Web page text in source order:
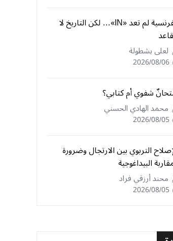
الفرنسية لم تعد «IN»… لكن التاريخ لا
لعلى بشطولة
2026/08/06
شفوي أم كتابي؟
محمد الهادي الحسني
2026/08/05
التربوي بين الارتجال وضرورة
البيداغوجية
محند أرزقي فراد
2026/08/05